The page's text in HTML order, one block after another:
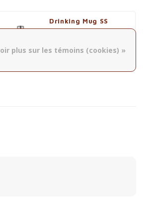
Drinking Mug SS
0.35L
Afficher le produit
plus sur les témoins (cookies) »